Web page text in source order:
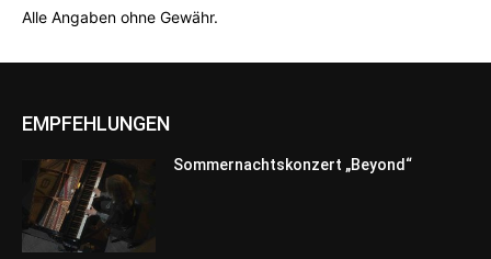
Alle Angaben ohne Gewähr.
EMPFEHLUNGEN
Sommernachtskonzert „Beyond“